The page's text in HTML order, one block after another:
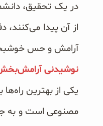
از آن پیدا می‌کنند،
آرامش و حس
نوشیدنی
یکی از بهترین
مصنوعی است و به